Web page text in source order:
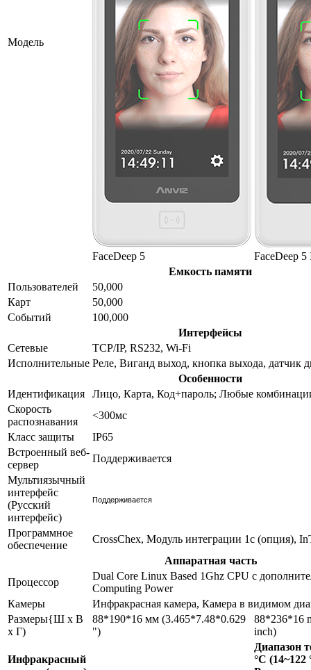
Модель
FaceDeep 5
FaceDeep 5
Емкость памяти
Пользователей
50,000
Карт
50,000
Событий
100,000
Интерфейсы
Сетевые
TCP/IP, RS232, Wi-Fi
Исполнительные Реле, Виганд выход, кнопка выхода, датчик
Особенности
Идентификация
Лицо, Карта, Код+пароль; Любые
Скорость
распознавания
<300мс
Класс защиты
IP65
Встроенный веб-
сервер
Поддерживается
Мультиязычный
интерфейс
(Русский
интерфейс)
Поддерживается
Программное
обеспечение
CrossChex, Модуль интеграции 1с (опция),
Аппаратная часть
Процессор
Dual Core Linux Based 1Ghz CPU с
Computing Power
Камеры
Инфракрасная камера, Камера в видимом
Размеры{Ш x В
x Г)
88*190*16 мм (3.465*7.48*0.629
")
88*236*16
inch)
Инфракрасный
Диапазон
°C (14~122